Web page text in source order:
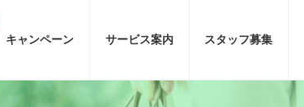
キャンペーン サービス案内 スタッフ募集